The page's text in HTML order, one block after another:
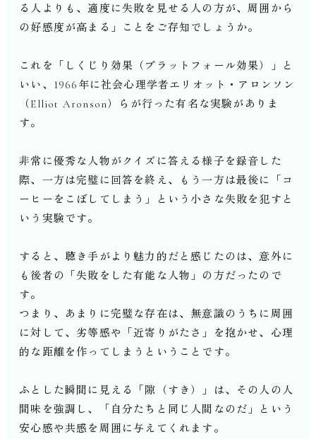
る人よりも、適度に失敗を見せる人の方が、周囲から
の好感度が高まる」ことをご存知でしょうか。
これを「しくじり効果（プラットフォール効果）」と
いい、1966年に社会心理学者エリオット・アロンソン
（Elliot Aronson）らが行った有名な実験がありま
す。
非常に優秀な人物がクイズに答える様子を録音した
際、一方は完璧に回答を終え、もう一方は最後に「コ
ーヒーをこぼしてしまう」という小さな失敗を犯すと
いう実験です。
すると、聴き手がより魅力的だと感じたのは、意外に
も後者の「失敗をした有能な人物」の方だったので
す。
つまり、あまりに完璧な存在は、無意識のうちに周囲
に対して、劣等感や「近寄りがたさ」を抱かせ、心理
的な距離を作ってしまうということです。
ふとした瞬間に見える「隙（すき）」は、その人の人
間味を強調し、「自分たちと同じ人間なのだ」という
安心感や共感を周囲に与えてくれます。